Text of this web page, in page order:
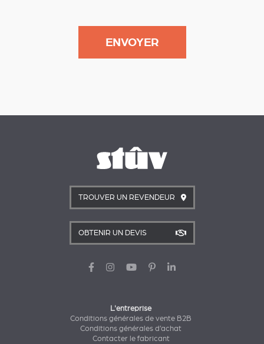
TROUVER UN REVENDEUR
OBTENIR UN DEVIS
L'entreprise
Conditions générales de vente B2B
Conditions générales d’achat
Contacter le fabricant